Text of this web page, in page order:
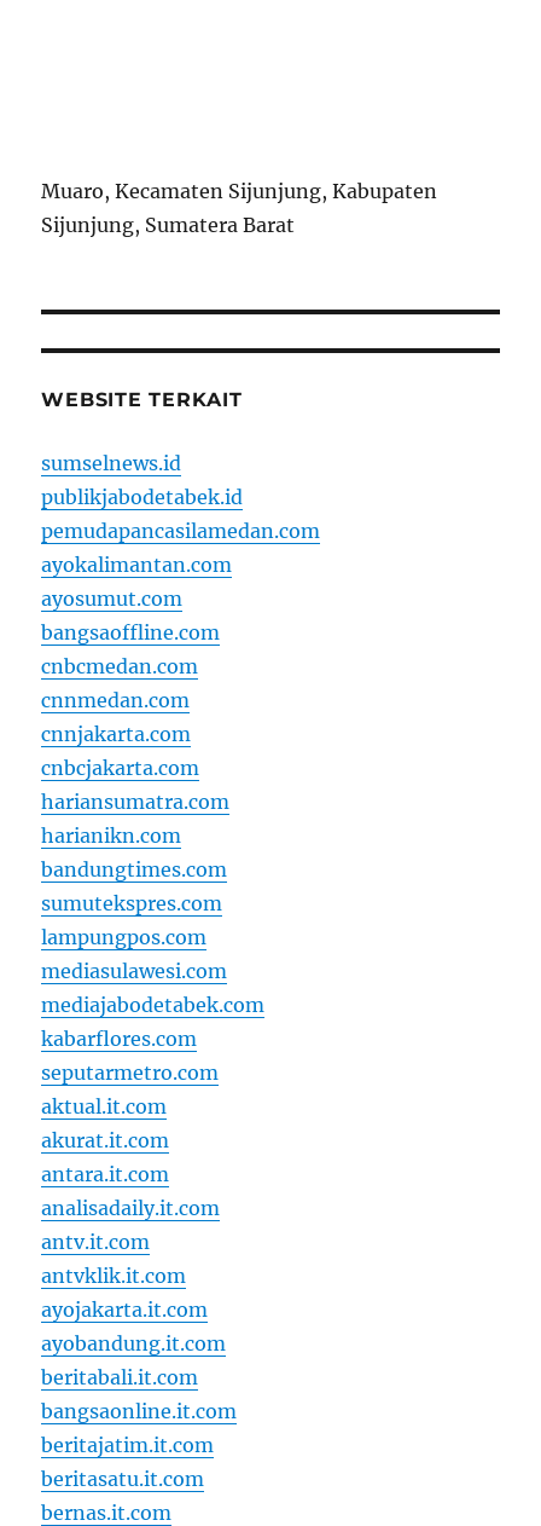
Muaro, Kecamaten Sijunjung, Kabupaten
Sijunjung, Sumatera Barat
WEBSITE TERKAIT
sumselnews.id
publikjabodetabek.id
pemudapancasilamedan.com
ayokalimantan.com
ayosumut.com
bangsaoffline.com
cnbcmedan.com
cnnmedan.com
cnnjakarta.com
cnbcjakarta.com
hariansumatra.com
harianikn.com
bandungtimes.com
sumutekspres.com
lampungpos.com
mediasulawesi.com
mediajabodetabek.com
kabarflores.com
seputarmetro.com
aktual.it.com
akurat.it.com
antara.it.com
analisadaily.it.com
antv.it.com
antvklik.it.com
ayojakarta.it.com
ayobandung.it.com
beritabali.it.com
bangsaonline.it.com
beritajatim.it.com
beritasatu.it.com
bernas.it.com